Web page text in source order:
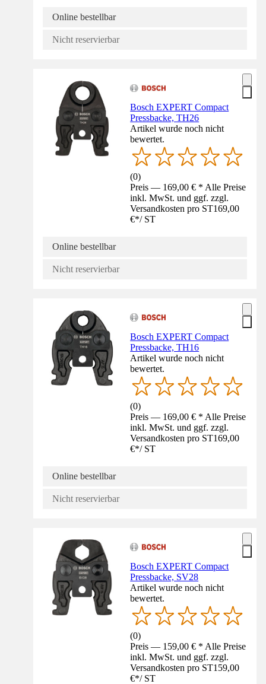
Online bestellbar
Nicht reservierbar
Bosch EXPERT Compact
Pressbacke, TH26
Artikel wurde noch nicht
bewertet.
(0)
Preis — 169,00 € * Alle Preise
inkl. MwSt. und ggf. zzgl.
Versandkosten pro ST169,00
€*/ ST
Online bestellbar
Nicht reservierbar
Bosch EXPERT Compact
Pressbacke, TH16
Artikel wurde noch nicht
bewertet.
(0)
Preis — 169,00 € * Alle Preise
inkl. MwSt. und ggf. zzgl.
Versandkosten pro ST169,00
€*/ ST
Online bestellbar
Nicht reservierbar
Bosch EXPERT Compact
Pressbacke, SV28
Artikel wurde noch nicht
bewertet.
(0)
Preis — 159,00 € * Alle Preise
inkl. MwSt. und ggf. zzgl.
Versandkosten pro ST159,00
€*/ ST